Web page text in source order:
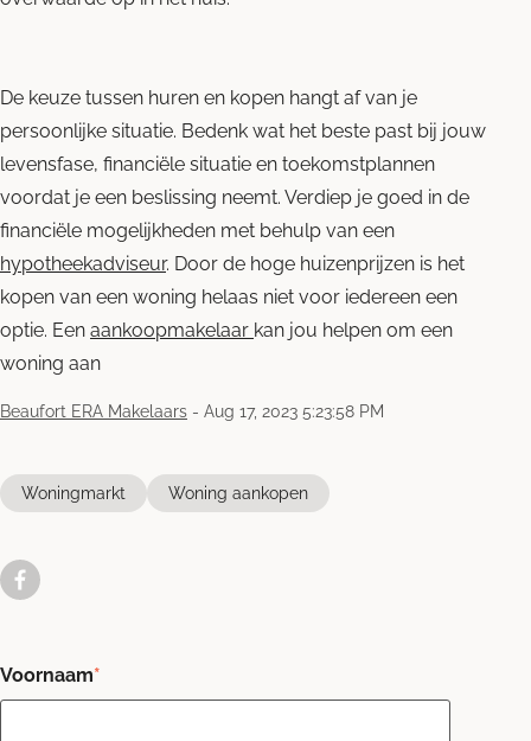
De keuze tussen huren en kopen hangt af van je
persoonlijke situatie. Bedenk wat het beste past bij jouw
levensfase, financiële situatie en toekomstplannen
voordat je een beslissing neemt. Verdiep je goed in de
financiële mogelijkheden met behulp van een
hypotheekadviseur. Door de hoge huizenprijzen is het
kopen van een woning helaas niet voor iedereen een
optie. Een aankoopmakelaar kan jou helpen om een
woning aan
Beaufort ERA Makelaars - Aug 17, 2023 5:23:58 PM
Woningmarkt Woning aankopen
Voornaam*